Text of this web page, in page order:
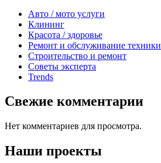
Авто / мото услуги
Клининг
Красота / здоровье
Ремонт и обслуживание техники
Строительство и ремонт
Советы эксперта
Trends
Свежие комментарии
Нет комментариев для просмотра.
Наши проекты